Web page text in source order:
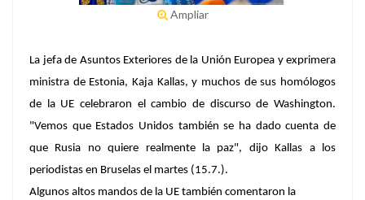
Ampliar
La jefa de Asuntos Exteriores de la Unión Europea y exprimera
ministra de Estonia, Kaja Kallas, y muchos de sus homólogos
de la UE celebraron el cambio de discurso de Washington.
"Vemos que Estados Unidos también se ha dado cuenta de
que Rusia no quiere realmente la paz", dijo Kallas a los
periodistas en Bruselas el martes (15.7.).
Algunos altos mandos de la UE también comentaron la